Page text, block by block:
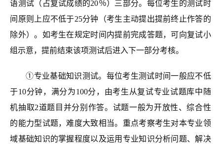
语测试（占复试成绩的20％）三部分。每位考生的测试时
间原则上应不低于25分钟
（考生主动提出提前终止作答的
除外）。如考生在规定时间内提前完成答题，可向复试小
组示意，提前结束该项测试后进入下一部分考核。
①专业基础知识测试。每位考生测试时间一般应不低
于10分钟，满分为100分，由考生从复试专业试题库中随
机抽取2道题目并分别作答。试题一般为开放性、综合性
的能力型试题， 难度大致相当。 重点考察考生对本专业领
域基础知识的掌握程度以及运用专业知识分析问题、解决